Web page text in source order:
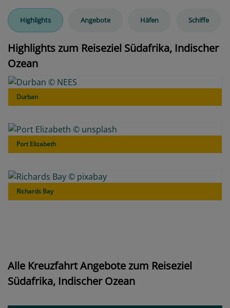
Highlights Angebote Häfen Schiffe
Highlights zum Reiseziel Südafrika, Indischer
Ozean
Durban
Port Elizabeth
Richards Bay
Alle Kreuzfahrt Angebote zum Reiseziel
Südafrika, Indischer Ozean